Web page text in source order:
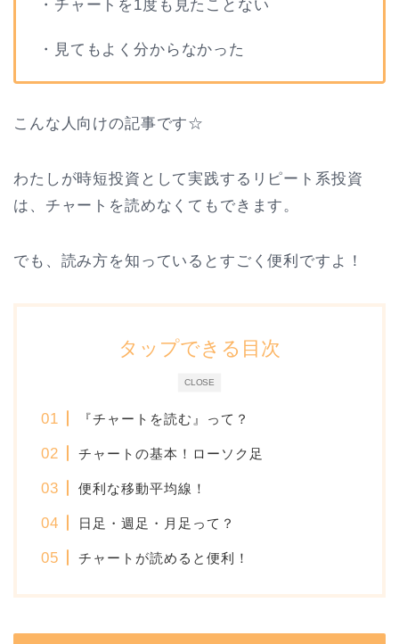
・チャートを1度も見たことない
・見てもよく分からなかった
こんな人向けの記事です☆
わたしが時短投資として実践するリピート系投資
は、チャートを読めなくてもできます。
でも、読み方を知っているとすごく便利ですよ！
CLOSE
タップできる目次
『チャートを読む』って？
チャートの基本！ローソク足
便利な移動平均線！
日足・週足・月足って？
チャートが読めると便利！